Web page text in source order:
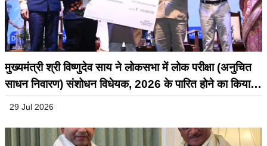
मुख्यमंत्री श्री विष्णुदेव साय ने लोकसभा में लोक परीक्षा (अनुचित
साधन निवारण) संशोधन विधेयक, 2026 के पारित होने का किया
29 Jul 2026